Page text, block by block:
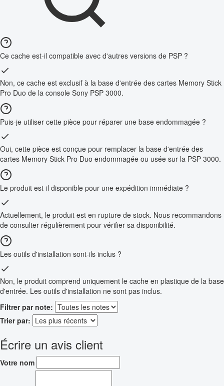
Ce cache est-il compatible avec d'autres versions de PSP ?
Non, ce cache est exclusif à la base d'entrée des cartes Memory Stick
Pro Duo de la console Sony PSP 3000.
Puis-je utiliser cette pièce pour réparer une base endommagée ?
Oui, cette pièce est conçue pour remplacer la base d'entrée des
cartes Memory Stick Pro Duo endommagée ou usée sur la PSP 3000.
Le produit est-il disponible pour une expédition immédiate ?
Actuellement, le produit est en rupture de stock. Nous recommandons
de consulter régulièrement pour vérifier sa disponibilité.
Les outils d'installation sont-ils inclus ?
Non, le produit comprend uniquement le cache en plastique de la base
d'entrée. Les outils d'installation ne sont pas inclus.
Filtrer par note:
Trier par:
Écrire un avis client
Votre nom